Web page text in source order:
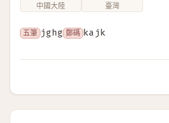
中國大陸 臺灣
五筆 jghg 鄭碼 kajk